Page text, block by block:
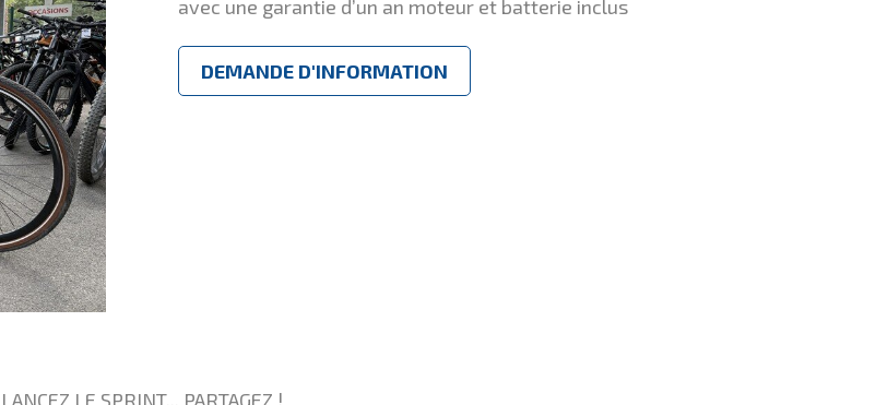
avec une garantie d’un an moteur et batterie inclus
DEMANDE D'INFORMATION
LANCEZ LE SPRINT... PARTAGEZ !